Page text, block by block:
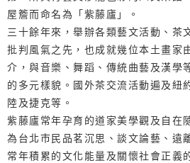
屋簷而命名為「紫藤廬」。
三十餘年來，舉辦各類藝文活動、茶
批判風氣之先，也成就幾位本土畫家
介，與音樂、舞蹈、傳統曲藝及漢學
的多元樣貌。國外茶交流活動遍及紐
陸及捷克等。
紫藤廬常年孕育的道家美學觀及自在
為台北市民品茗沉思、談文論藝、遠
常年積累的文化能量及關懷社會正義